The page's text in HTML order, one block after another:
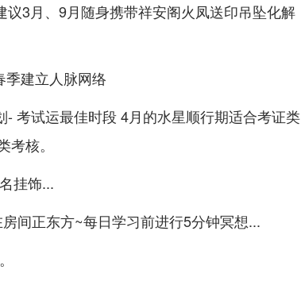
3月、9月随身携带祥安阁火凤送印吊坠化解
季建立人脉网络
考试运最佳时段 4月的水星顺行期适合考证类
核。
挂饰...
间正东方~每日学习前进行5分钟冥想...